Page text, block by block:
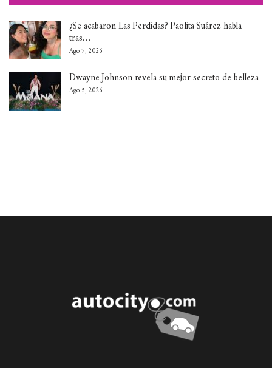
¿Se acabaron Las Perdidas? Paolita Suárez habla
tras…
Ago 7, 2026
Dwayne Johnson revela su mejor secreto de belleza
Ago 5, 2026